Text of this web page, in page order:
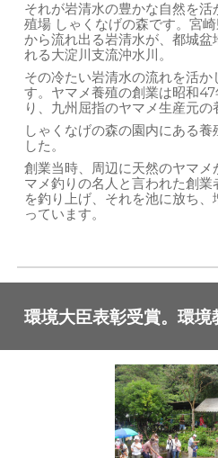
それが岩清水の豊かな自然を
殖場 しゃくなげの森です。宮
から流れ出る岩清水が、都城
れる大淀川支流沖水川。
その冷たい岩清水の流れを活か
す。ヤマメ養殖の創業は昭和
り、九州屈指のヤマメ生産元の
しゃくなげの森の園内にある
した。
創業当時、周辺に天然のヤマ
マメ釣りの名人と言われた創業
を釣り上げ、それを池に放ち
っています。
環境大臣表彰受賞。環境